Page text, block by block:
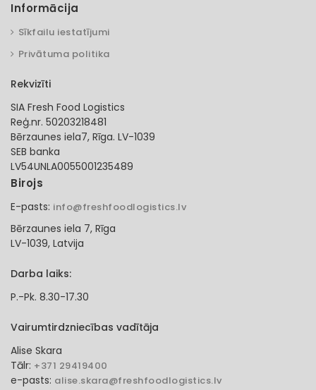
Informācija
Sīkfailu iestatījumi
Privātuma politika
Rekvizīti
SIA Fresh Food Logistics
Reģ.nr. 50203218481
Bērzaunes iela7, Rīga. LV-1039
SEB banka
LV54UNLA0055001235489
Birojs
E-pasts: info@freshfoodlogistics.lv
Bērzaunes iela 7, Rīga
LV-1039, Latvija
Darba laiks:
P.-Pk. 8.30-17.30
Vairumtirdzniecības vadītāja
Alise Skara
Tālr: +371 29419400
e-pasts: alise.skara@freshfoodlogistics.lv